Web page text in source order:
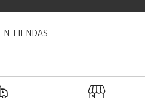
TIENDAS